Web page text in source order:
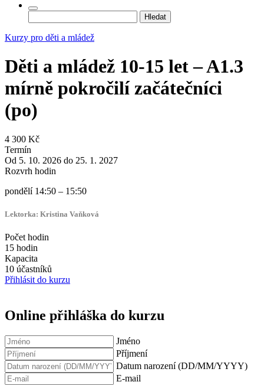
Kurzy pro děti a mládež
Děti a mládež 10-15 let – A1.3
mírně pokročilí začátečníci
(po)
4 300 Kč
Termín
Od 5. 10. 2026 do 25. 1. 2027
Rozvrh hodin
pondělí 14:50 – 15:50
Lektorka: Kristina Vaňková
Počet hodin
15 hodin
Kapacita
10 účastníků
Přihlásit do kurzu
Online přihláška do kurzu
Jméno
Příjmení
Datum narození (DD/MM/YYYY)
E-mail